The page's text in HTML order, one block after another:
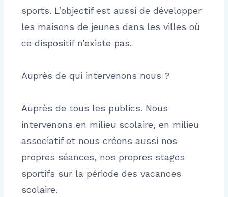
sports. L’objectif est aussi de développer
les maisons de jeunes dans les villes où
ce dispositif n’existe pas.
Auprès de qui intervenons nous ?
Auprès de tous les publics. Nous
intervenons en milieu scolaire, en milieu
associatif et nous créons aussi nos
propres séances, nos propres stages
sportifs sur la période des vacances
scolaire.